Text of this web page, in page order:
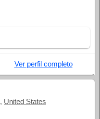
Ver perfil completo
, United States